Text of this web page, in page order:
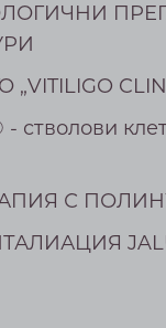
стволови
С